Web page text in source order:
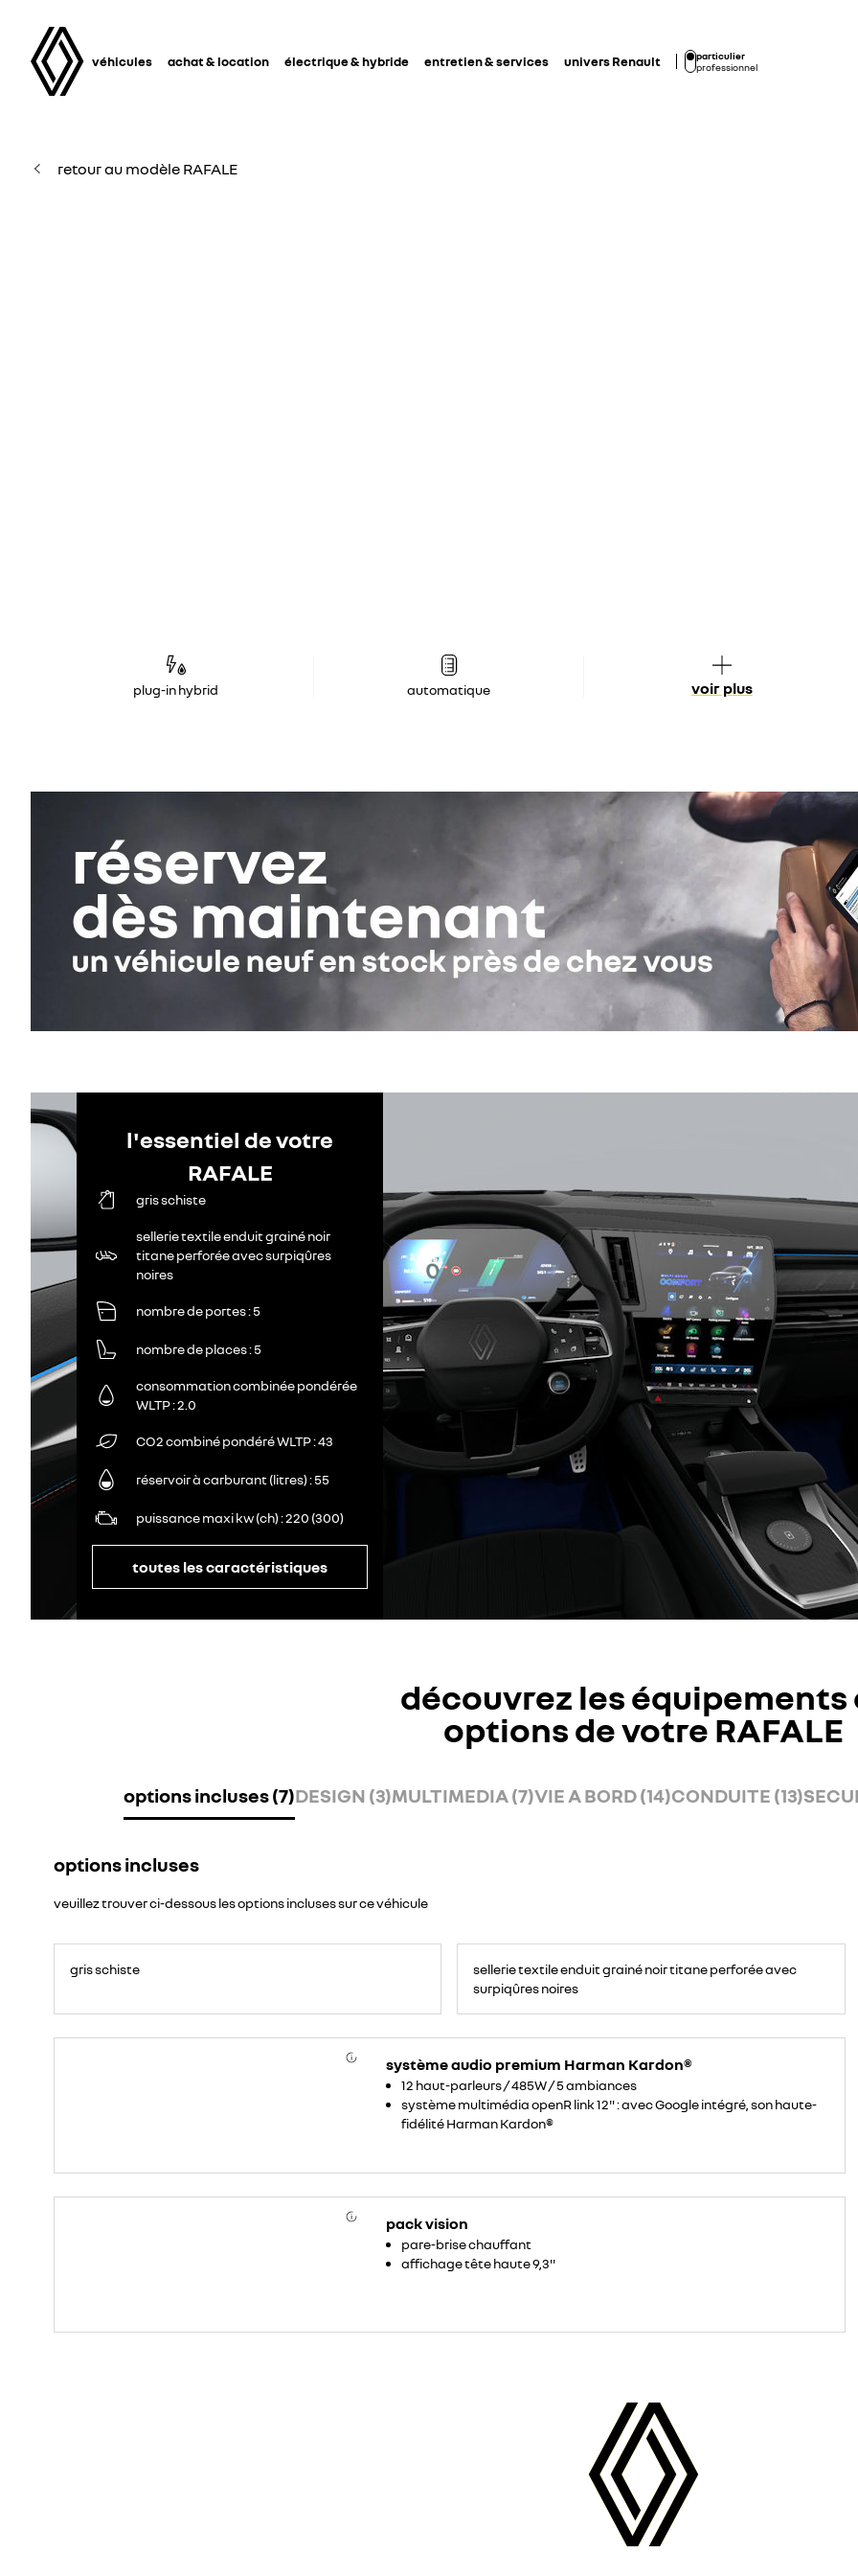
véhicules achat & location électrique & hybride entretien & services univers Renault
particulier
professionnel
retour au modèle RAFALE
plug-in hybrid automatique voir plus
l'essentiel de votre
RAFALE
gris schiste
sellerie textile enduit grainé noir
titane perforée avec surpiqûres
noires
nombre de portes 5
nombre de places 5
consommation combinée pondérée
WLTP 2.0
CO2 combiné pondéré WLTP 43
réservoir à carburant (litres) 55
puissance maxi kw (ch) 220 (300)
toutes les caractéristiques
découvrez les équipements
options de votre RAFALE
options incluses (7)DESIGN (3)MULTIMEDIA (7)VIE A BORD (14)CONDUITE (13)
options incluses
veuillez trouver ci-dessous les options incluses sur ce véhicule
gris schiste
sellerie textile enduit grainé noir titane perforée avec
surpiqûres noires
système audio premium Harman Kardon®
12 haut-parleurs / 485W / 5 ambiances
système multimédia openR link 12" : avec Google intégré, son haute-
fidélité Harman Kardon®
pack vision
pare-brise chauffant
affichage tête haute 9,3''